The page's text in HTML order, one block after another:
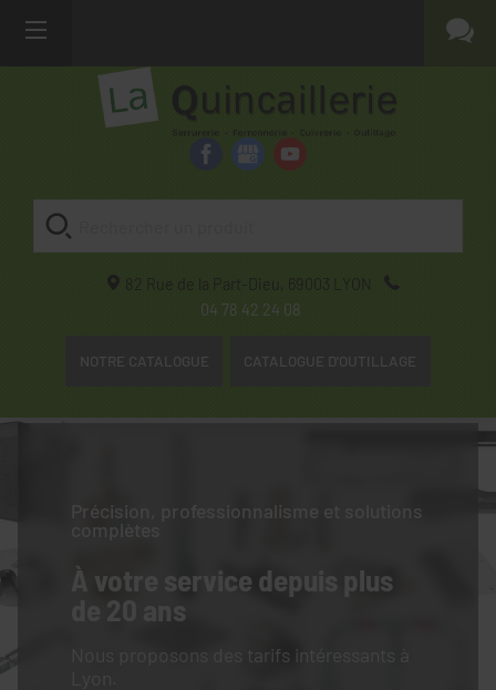
82 Rue de la Part-Dieu, 69003
LYON
04 78 42 24 08
NOTRE CATALOGUE CATALOGUE D'OUTILLAGE
Précision, professionnalisme et solutions
complètes
À votre service depuis plus
de 20 ans
Nous proposons des tarifs intéressants à